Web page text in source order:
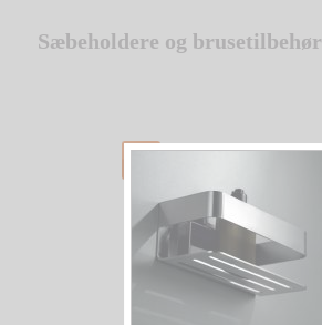
Sæbeholdere og brusetilbehør